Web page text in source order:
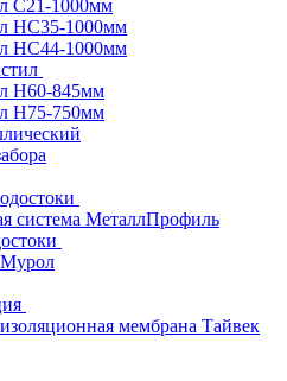
С21-1000мм
HC35-1000мм
НС44-1000мм
Н60-845мм
H75-750мм
система МеталлПрофиль
мембрана Тайвек